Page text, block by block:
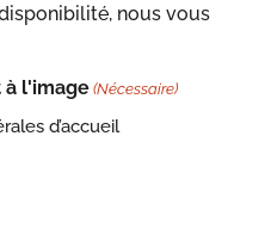
nous vous
à l'image (Nécessaire)
d’accueil